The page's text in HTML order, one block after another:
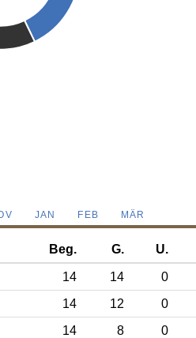
JAN FEB MÄR
Beg. G. U.
14 14 0
14 12 0
14 8 0